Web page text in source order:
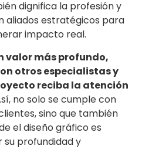
dignifica la profesión y
aliados estratégicos para
impacto real.
valor más profundo,
otros especialistas y
reciba la atención
no solo se cumple con
sino que también
el diseño gráfico es
profundidad y